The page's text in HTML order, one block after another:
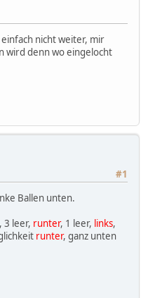
nicht weiter, mir
wird denn wo eingelocht
#1
Ballen unten.
, 3 leer, runter, 1 leer, links,
runter, ganz unten